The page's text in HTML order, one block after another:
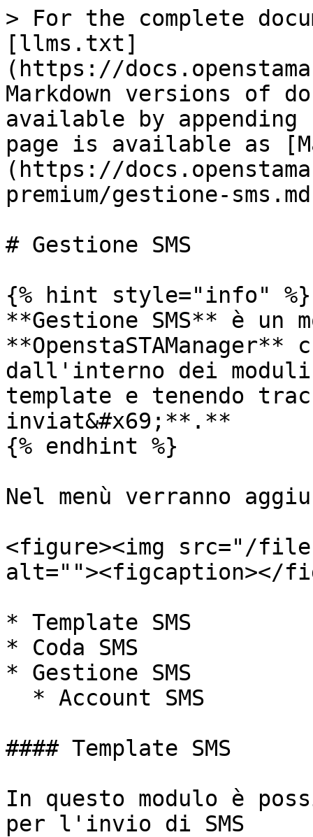
> For the complete
[llms.txt]
(https://
Markdown versions of
available by
page is available as
(https://
premium/gestione-
# Gestione SMS
{% hint style="info" %}
**Gestione SMS** è un
dall'interno dei
template e tenendo
inviat&#x69;**.**
{% endhint %}
Nel menù verranno
<figure><img src="/files/
alt=""><figcaption></
* Template SMS
* Coda SMS
* Gestione SMS
#### Template SMS
In questo modulo è
per l'invio di SMS